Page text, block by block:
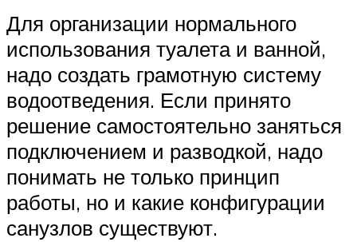
Для организации нормального
использования туалета и ванной,
надо создать грамотную систему
водоотведения. Если принято
решение самостоятельно заняться
подключением и разводкой, надо
понимать не только принцип
работы, но и какие конфигурации
санузлов существуют.